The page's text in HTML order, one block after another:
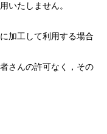
いたしません。
加工して利用する場合
さんの許可なく，その